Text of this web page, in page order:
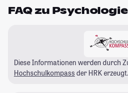
FAQ zu Psychologie
Diese Informationen werden durch
Hochschulkompass der HRK erzeugt.